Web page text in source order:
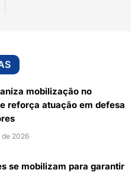
mobilização no
reforça atuação em defesa
de 2026
se mobilizam para garantir